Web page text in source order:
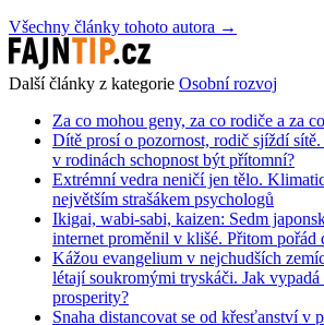
Všechny články tohoto autora →
Další články z kategorie Osobní rozvoj
Za co mohou geny, za co rodiče a za
Dítě prosí o pozornost, rodič sjíždí
v rodinách schopnost být přítomní?
Extrémní vedra neničí jen tělo.
největším strašákem psychologů
Ikigai, wabi-sabi, kaizen: Sedm
internet proměnil v klišé. Přitom pořád
Kážou evangelium v nejchudších
létají soukromými tryskáči. Jak vypadá
prosperity?
Snaha distancovat se od křesťanství v